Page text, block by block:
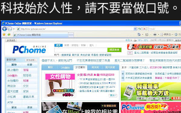
科技始於人性，請不要當做口號